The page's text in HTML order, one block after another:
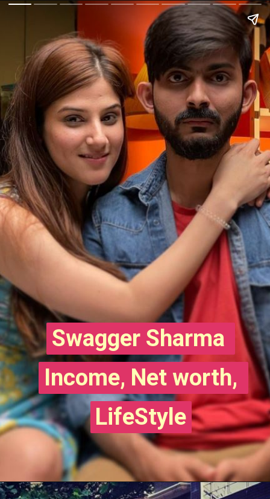
Swagger Sharma
Income, Net worth,
LifeStyle
Swagger Sharma
Income, Net worth,
LifeStyle